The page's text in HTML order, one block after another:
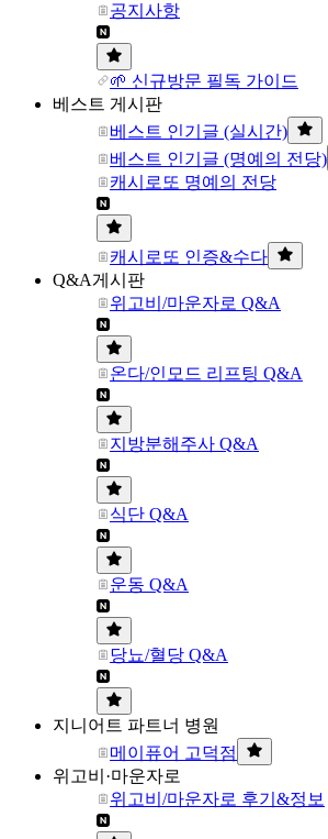
공지사항
🌱 신규방문 필독 가이드
베스트 게시판
베스트 인기글 (실시간)
베스트 인기글 (명예의 전당)
캐시로또 명예의 전당
캐시로또 인증&수다
Q&A게시판
위고비/마운자로 Q&A
온다/인모드 리프팅 Q&A
지방분해주사 Q&A
식단 Q&A
운동 Q&A
당뇨/혈당 Q&A
지니어트 파트너 병원
메이퓨어 고덕점
위고비·마운자로
위고비/마운자로 후기&정보